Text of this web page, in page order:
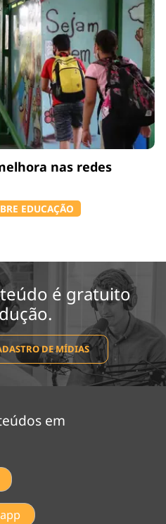
nas redes
EDUCAÇÃO
é gratuito
DE MÍDIAS
em